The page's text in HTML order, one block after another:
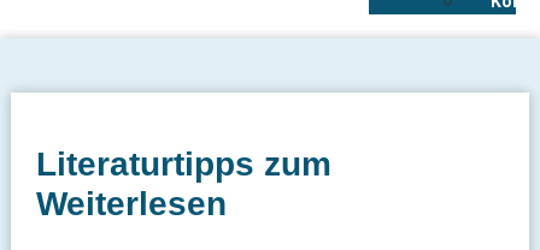
Literaturtipps zum
Weiterlesen